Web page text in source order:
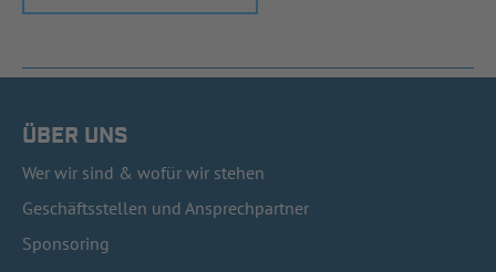
ÜBER UNS
Wer wir sind & wofür wir stehen
Geschäftsstellen und Ansprechpartner
Sponsoring